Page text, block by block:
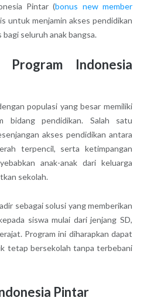
Pintar (bonus new member
untuk menjamin akses pendidikan
seluruh anak bangsa.
Program Indonesia
populasi yang besar memiliki
bidang pendidikan. Salah satu
akses pendidikan antara
terpencil, serta ketimpangan
anak-anak dari keluarga
sekolah.
sebagai solusi yang memberikan
siswa mulai dari jenjang SD,
Program ini diharapkan dapat
tetap bersekolah tanpa terbebani
Pintar